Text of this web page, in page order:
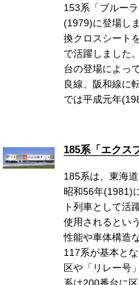
153系「ブルー
(1979)に登場し
換クロスシート
で活躍しました
台の登場によっ
良線、阪和線に
では平成元年
185系「エクス
185系は、東海
昭和56年(1981)
ト列車として活
使用されるとい
性能や車体構造
117系が基本と
区や「リレー号
系は200番台に